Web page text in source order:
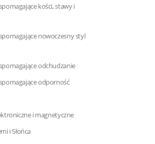
kości, stawy i
nowoczesny styl
odchudzanie
odporność
i magnetyczne
i Słońca